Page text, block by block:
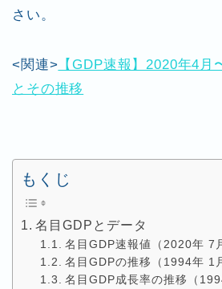
さい。
<関連> 【GDP速報】2020年4
とその推移
もくじ
名目GDPとデータ
名目GDP速報値（2020年 7
名目GDPの推移（1994年 1
名目GDP成長率の推移（